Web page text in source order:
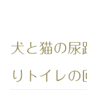
犬と猫の尿
りトイレ